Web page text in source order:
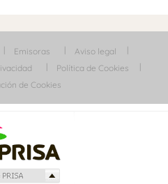
Emisoras
Aviso legal
Política de Cookies
de Cookies